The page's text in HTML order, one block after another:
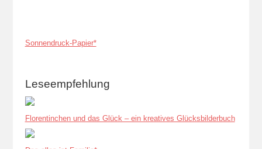
Sonnendruck-Papier*
Leseempfehlung
Florentinchen und das Glück – ein kreatives Glücksbilderbuch